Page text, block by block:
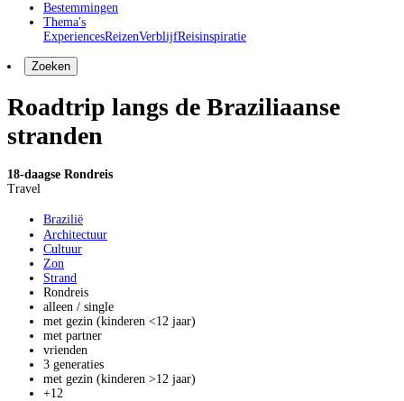
Bestemmingen
Thema's
ExperiencesReizenVerblijfReisinspiratie
Zoeken
Roadtrip langs de Braziliaanse
stranden
18-daagse Rondreis
Travel
Brazilië
Architectuur
Cultuur
Zon
Strand
Rondreis
alleen / single
met gezin (kinderen <12 jaar)
met partner
vrienden
3 generaties
met gezin (kinderen >12 jaar)
+12